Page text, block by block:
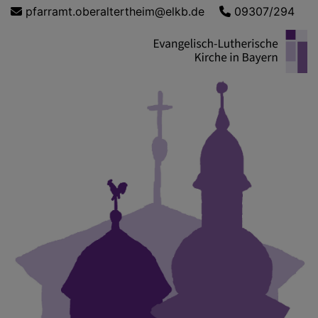
Direktpfarramt.oberaltertheim@elkb.de 09307/294